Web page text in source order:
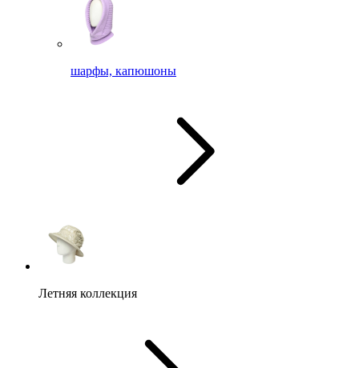
шарфы, капюшоны
Летняя коллекция